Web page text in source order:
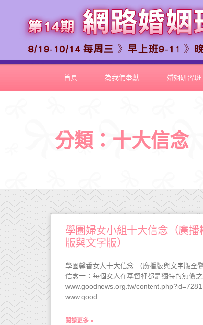
首頁 為我們奉獻 婚姻研習班
分類：十大信念
學園婦女小組十大信念（廣播
版與文字版）
學園馨香女人十大信念 （廣播版與文字版全
信念一：每個女人在基督裡都是獨特的無價
www.goodnews.org.tw/content.php?id=7281
www.good
閱讀更多 »